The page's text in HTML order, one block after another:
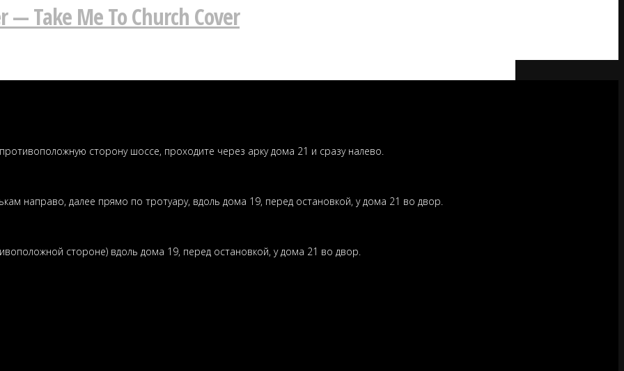
Take Me To Church Cover
сторону шоссе, проходите через арку дома 21 и сразу налево.
направо, далее прямо по тротуару, вдоль дома 19, перед остановкой, у дома 21 во двор.
стороне) вдоль дома 19, перед остановкой, у дома 21 во двор.